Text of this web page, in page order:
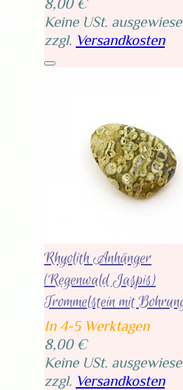
8,00 €
Keine USt.
zzgl. Versandkosten
Rhyolith Anhänger
(Regenwald Jaspis)
Trommelstein mit
In 4-5 Werktagen
8,00 €
Keine USt.
zzgl. Versandkosten